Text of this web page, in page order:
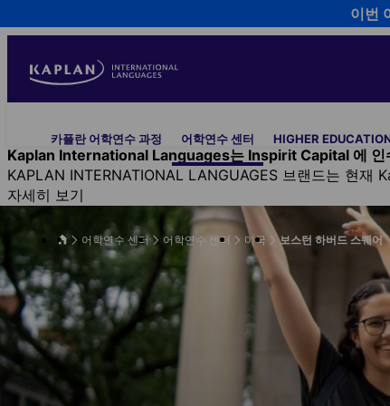
to
content
navigation카플란 어학연수 과정 어학연수 센터 HIGHER
Kaplan International Languages는 Inspirit Capital 에 인
KAPLAN INTERNATIONAL LANGUAGES 브랜드는 현재
자세히 보기
이번
어학연수 센터 어학연수 센터 미국 보스턴 하버드 스퀘어